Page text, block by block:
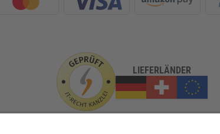
LIEFERLÄNDER